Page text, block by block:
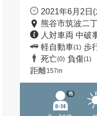
2021年6月2日
熊谷市筑波二
人対車両 中破
軽自動車(1) 歩
死亡(0) 負傷(1)
距離157m
他